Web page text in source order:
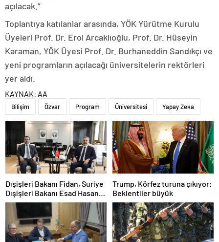
açılacak.”
Toplantıya katılanlar arasında, YÖK Yürütme Kurulu
Üyeleri Prof. Dr. Erol Arcaklıoğlu, Prof. Dr. Hüseyin
Karaman, YÖK Üyesi Prof. Dr. Burhaneddin Sandıkçı ve
yeni programların açılacağı üniversitelerin rektörleri
yer aldı.
KAYNAK: AA
Bilişim Özvar Program Üniversitesi Yapay Zeka
Dışişleri Bakanı Fidan, Suriye
Dışişleri Bakanı Esad Hasan
Şeybani ile görüştü
Trump, Körfez turuna çıkıyor:
Beklentiler büyük